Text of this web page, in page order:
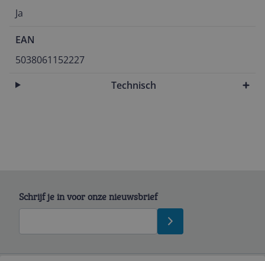
Ja
EAN
5038061152227
Technisch
Schrijf je in voor onze nieuwsbrief